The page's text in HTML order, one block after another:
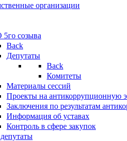
организации
созыва
Back
Депутаты
Back
Комитеты
Материалы сессий
Проекты на антикоррупционную
Заключения по результатам
Информация об уставах
Контроль в сфере закупок